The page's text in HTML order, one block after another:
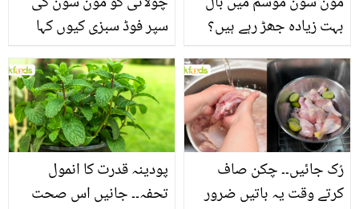
سپر فوڈ سبزی کیوں کہا
منرلز اور اینٹی آکسیڈنٹس
سے بھرپور اس سبزی کے
فائدے
بہت زیادہ جھڑ رہے ہیں؟
بنانے کے چند قدرتی طریقے
پودینہ قدرت کا انمول
تحفہ۔۔ جانیں اس صحت
رُک جائیں۔۔ چکن صاف
کرتے وقت یہ باتیں ضرور